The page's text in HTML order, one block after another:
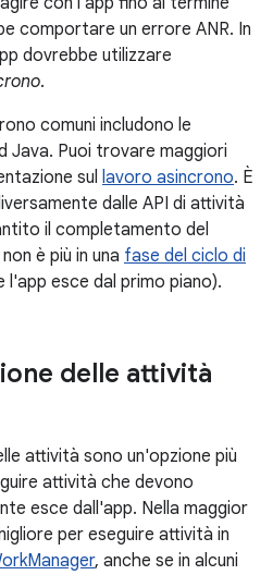
comportare un errore ANR. In
dovrebbe utilizzare
.
comuni includono le
Java. Puoi trovare maggiori
sul lavoro asincrono. È
dalle API di attività
il completamento del
è più in una fase del ciclo di
l'app esce dal primo piano).
delle attività
attività sono un'opzione più
attività che devono
esce dall'app. Nella maggior
per eseguire attività in
, anche se in alcuni